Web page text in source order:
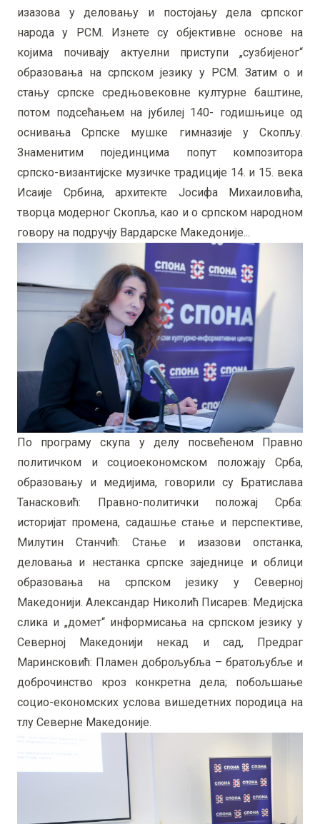
изазова у деловању и постојању дела српског
народа у РСМ. Изнете су објективне основе на
којима почивају актуелни приступи „сузбијеног“
образовања на српском језику у РСМ. Затим о и
стању српске средњовековне културне баштине,
потом подсећањем на јубилеј 140- годишњице од
оснивања Српске мушке гимназије у Скопљу.
Знаменитим појединцима попут композитора
српско-византијске музичке традиције 14. и 15. века
Исаије Србина, архитекте Јосифа Михаиловића,
творца модерног Скопља, као и о српском народном
говору на подручју Вардарске Македоније...
По програму скупа у делу посвећеном Правно
политичком и социоекономском положају Срба,
образовању и медијима, говорили су Братислава
Танасковић: Правно-политички положај Срба:
историјат промена, садашње стање и перспективе,
Милутин Станчић: Стање и изазови опстанка,
деловања и нестанка српске заједнице и облици
образовања на српском језику у Северној
Македонији. Александар Николић Писарев: Медијска
слика и „домет“ информисања на српском језику у
Северној Македонији некад и сад, Предраг
Маринсковић: Пламен доброљубља – братољубље и
доброчинство кроз конкретна дела; побољшање
социо-економских услова вишедетних породица на
тлу Северне Македоније.